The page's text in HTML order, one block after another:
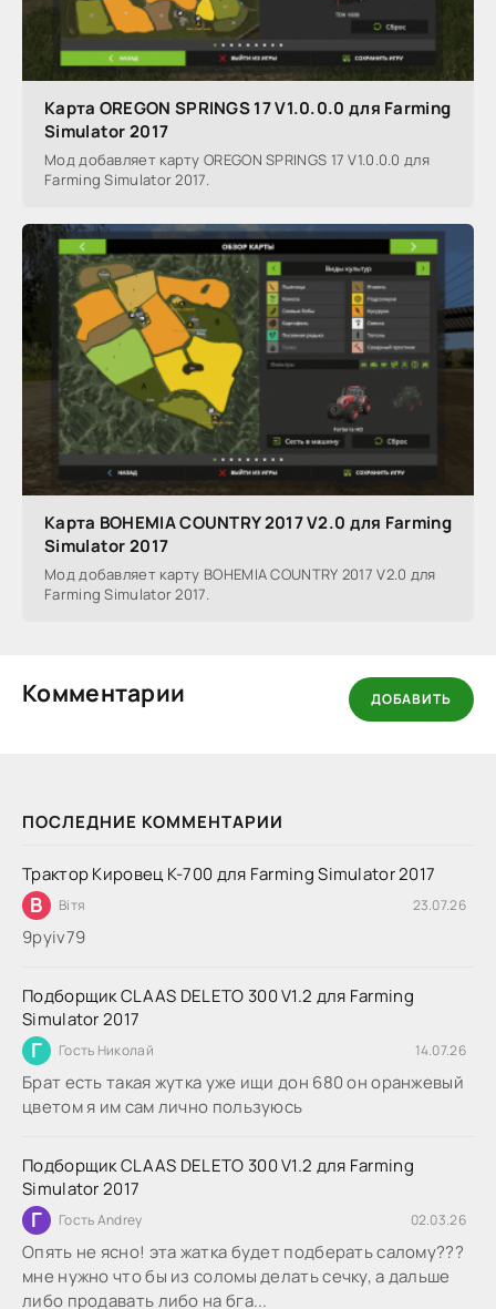
ПОСЛЕДНИЕ КОММЕНТАРИИ
Трактор Кировец К-700 для Farming Simulator 2017
В Вітя 23.07.26
9руіv79
Подборщик CLAAS DELETO 300 V1.2 для Farming
Simulator 2017
Г Гость Николай 14.07.26
Брат есть такая жутка уже ищи дон 680 он оранжевый
цветом я им сам лично пользуюсь
Подборщик CLAAS DELETO 300 V1.2 для Farming
Simulator 2017
Г Гость Andrey 02.03.26
Опять не ясно! эта жатка будет подберать салому???
мне нужно что бы из соломы делать сечку, а дальше
либо продавать либо на бга...
Карта OREGON SPRINGS 17 V1.0.0.0 для Farming
Simulator 2017
Мод добавляет карту OREGON SPRINGS 17 V1.0.0.0 для
Farming Simulator 2017.
Карта BOHEMIA COUNTRY 2017 V2.0 для Farming
Simulator 2017
Мод добавляет карту BOHEMIA COUNTRY 2017 V2.0 для
Farming Simulator 2017.
Комментарии ДОБАВИТЬ